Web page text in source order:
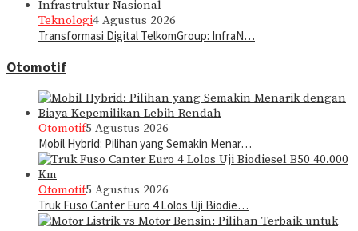
Teknologi4 Agustus 2026
Transformasi Digital TelkomGroup: InfraN…
Otomotif
Otomotif5 Agustus 2026
Mobil Hybrid: Pilihan yang Semakin Menar…
Otomotif5 Agustus 2026
Truk Fuso Canter Euro 4 Lolos Uji Biodie…